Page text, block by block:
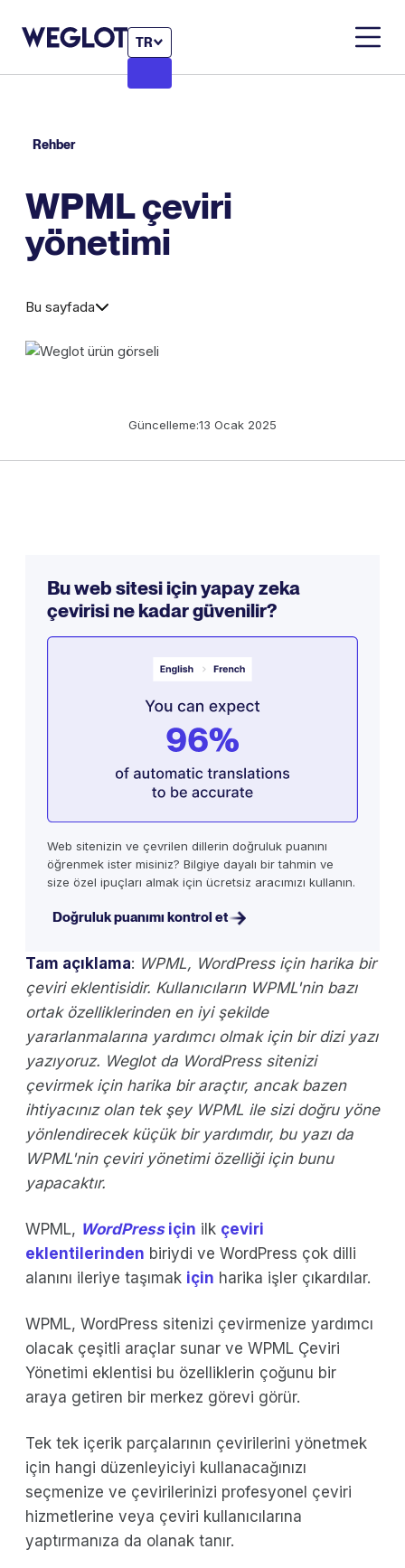
TR
Rehber
WPML çeviri
yönetimi
Bu sayfada
Güncelleme:13 Ocak 2025
Tam açıklama: WPML, WordPress için harika bir
çeviri eklentisidir. Kullanıcıların WPML'nin bazı
ortak özelliklerinden en iyi şekilde
yararlanmalarına yardımcı olmak için bir dizi yazı
yazıyoruz. Weglot da WordPress sitenizi
çevirmek için harika bir araçtır, ancak bazen
ihtiyacınız olan tek şey WPML ile sizi doğru yöne
yönlendirecek küçük bir yardımdır, bu yazı da
WPML'nin çeviri yönetimi özelliği için bunu
yapacaktır.
WPML, WordPressiçin ilk çeviri
eklentilerinden biriydi ve WordPress çok dilli
alanını ileriye taşımak için harika işler çıkardılar.
WPML, WordPress sitenizi çevirmenize yardımcı
olacak çeşitli araçlar sunar ve WPML Çeviri
Yönetimi eklentisi bu özelliklerin çoğunu bir
araya getiren bir merkez görevi görür.
Tek tek içerik parçalarının çevirilerini yönetmek
için hangi düzenleyiciyi kullanacağınızı
seçmenize ve çevirilerinizi profesyonel çeviri
hizmetlerine veya çeviri kullanıcılarına
yaptırmanıza da olanak tanır.
Bu web sitesi için yapay zeka
çevirisi ne kadar güvenilir?
Web sitenizin ve çevrilen dillerin doğruluk puanını
öğrenmek ister misiniz? Bilgiye dayalı bir tahmin ve
size özel ipuçları almak için ücretsiz aracımızı kullanın.
Doğruluk puanımı kontrol et